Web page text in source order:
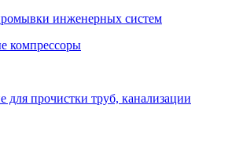
инженерных систем
компрессоры
для прочистки труб, канализации